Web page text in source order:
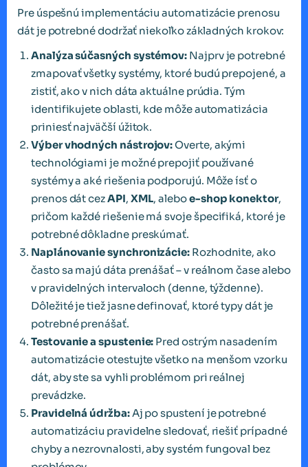
Pre úspešnú implementáciu automatizácie prenosu
dát je potrebné dodržať niekoľko základných krokov:
Analýza súčasných systémov: Najprv je potrebné
zmapovať všetky systémy, ktoré budú prepojené, a
zistiť, ako v nich dáta aktuálne prúdia. Tým
identifikujete oblasti, kde môže automatizácia
priniesť najväčší úžitok.
Výber vhodných nástrojov:Overte, akými
technológiami je možné prepojiť používané
systémy a aké riešenia podporujú. Môže ísť o
prenos dát cezAPI, XML, aleboe-shop konektor,
pričom každé riešenie má svoje špecifiká, ktoré je
potrebné dôkladne preskúmať.
Naplánovanie synchronizácie: Rozhodnite, ako
často sa majú dáta prenášať – v reálnom čase alebo
v pravidelných intervaloch (denne, týždenne).
Dôležité je tiež jasne definovať, ktoré typy dát je
potrebné prenášať.
Testovanie a spustenie: Pred ostrým nasadením
automatizácie otestujte všetko na menšom vzorku
dát, aby ste sa vyhli problémom pri reálnej
prevádzke.
Pravidelná údržba:Aj po spustení je potrebné
automatizáciu pravidelne sledovať, riešiť prípadné
chyby a nezrovnalosti, aby systém fungoval bez